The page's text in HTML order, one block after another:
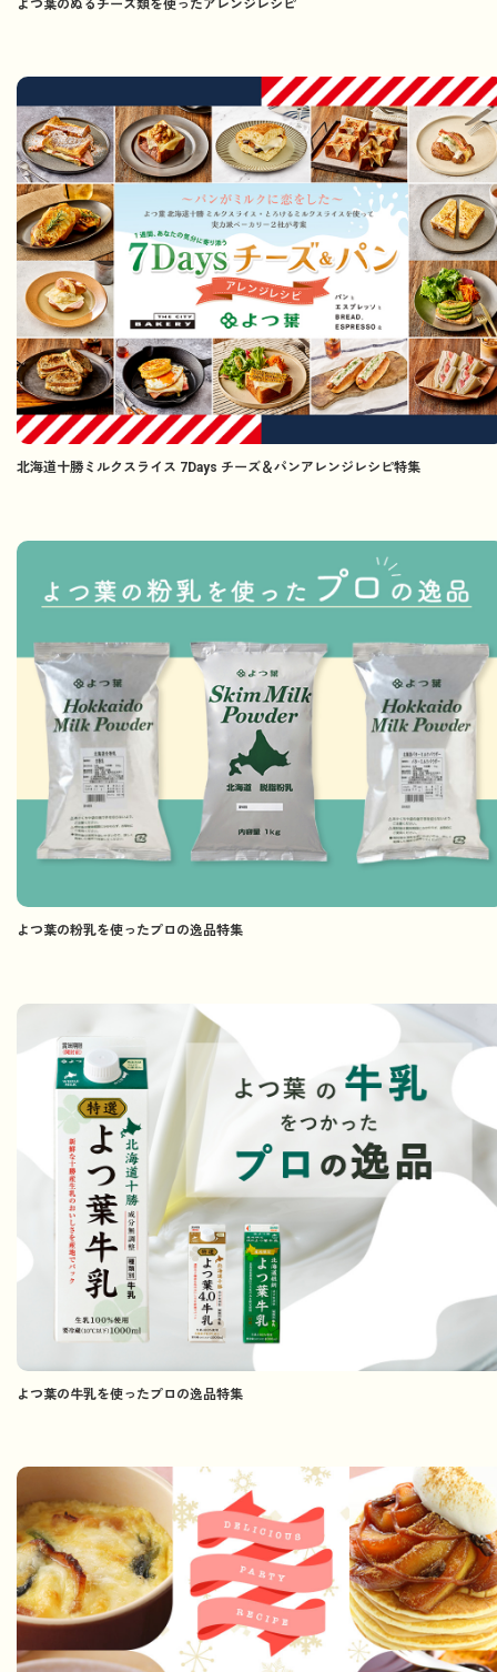
よつ葉のぬるチーズ類を使ったアレンジレシピ
北海道十勝ミルクスライス 7Days チーズ＆パンアレンジレシピ特集
よつ葉の粉乳を使ったプロの逸品特集
よつ葉の牛乳を使ったプロの逸品特集